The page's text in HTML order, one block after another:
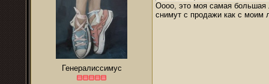
Генералиссимус
Оооо, это моя самая большая
снимут с продажи как с моим